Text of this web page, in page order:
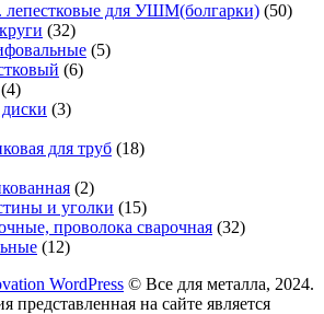
лепестковые для УШМ(болгарки) 5050
3232
товара
55
66
44
товара33
для труб 1818
22
товара
и уголки 1515
товаров
проволока сварочная 3232
1212
WordPress © Все для металла, 2024.
представленная на сайте является